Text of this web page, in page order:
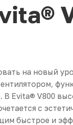
на новый
В Evita® V800
с
быстрое и